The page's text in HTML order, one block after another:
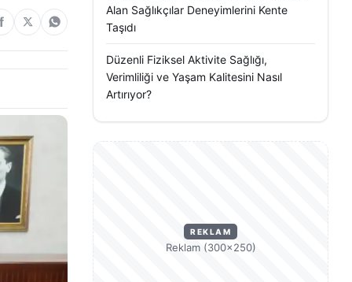
Alan Sağlıkçılar Deneyimlerini Kente
Taşıdı
Düzenli Fiziksel Aktivite Sağlığı,
Verimliliği ve Yaşam Kalitesini Nasıl
Artırıyor?
REKLAM
Reklam (300×250)